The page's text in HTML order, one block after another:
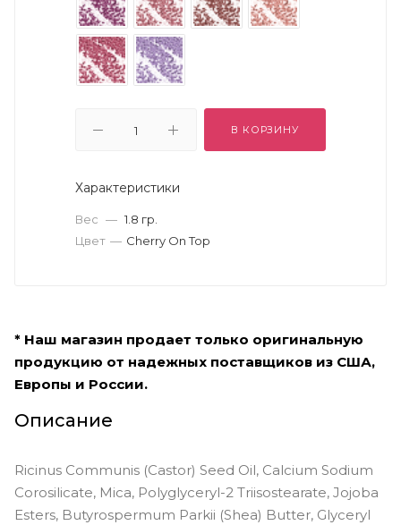
В КОРЗИНУ
Характеристики
Вес — 1.8 гр.
Цвет — Cherry On Top
* Наш магазин продает только оригинальную
продукцию от надежных поставщиков из США,
Европы и России.
Описание
Ricinus Communis (Castor) Seed Oil, Calcium Sodium
Corosilicate, Mica, Polyglyceryl-2 Triisostearate, Jojoba
Esters, Butyrospermum Parkii (Shea) Butter, Glyceryl